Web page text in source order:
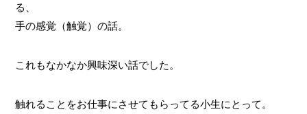
る、
手の感覚（触覚）の話。
これもなかなか興味深い話でした。
触れることをお仕事にさせてもらってる小生にとって。